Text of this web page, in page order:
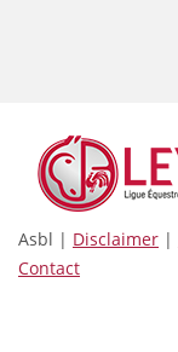
Asbl | Disclaimer |
Contact